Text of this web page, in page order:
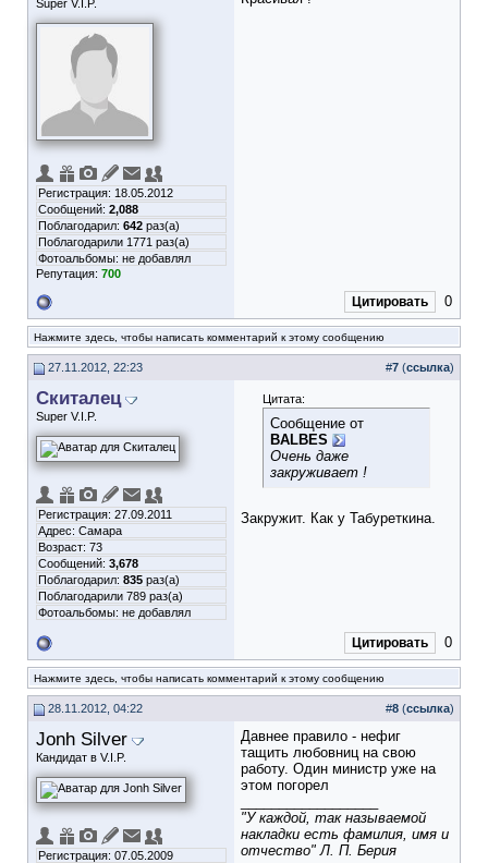
Super V.I.P.
Регистрация: 18.05.2012
Сообщений: 2,088
Поблагодарил: 642 раз(а)
Поблагодарили 1771 раз(а)
Фотоальбомы: не добавлял
Репутация: 700
Цитировать 0
Нажмите здесь, чтобы написать комментарий к этому сообщению
27.11.2012, 22:23 #7 (ссылка)
Скиталец
Super V.I.P.
Регистрация: 27.09.2011
Адрес: Самара
Возраст: 73
Сообщений: 3,678
Поблагодарил: 835 раз(а)
Поблагодарили 789 раз(а)
Фотоальбомы: не добавлял
Цитата:
Сообщение от
BALBES
Очень даже
закруживает !
Закружит. Как у Табуреткина.
Цитировать 0
Нажмите здесь, чтобы написать комментарий к этому сообщению
28.11.2012, 04:22 #8 (ссылка)
Jonh Silver
Кандидат в V.I.P.
Регистрация: 07.05.2009
Давнее правило - нефиг
тащить любовниц на свою
работу. Один министр уже на
этом погорел
"У каждой, так называемой
накладки есть фамилия, имя и
отчество" Л. П. Берия